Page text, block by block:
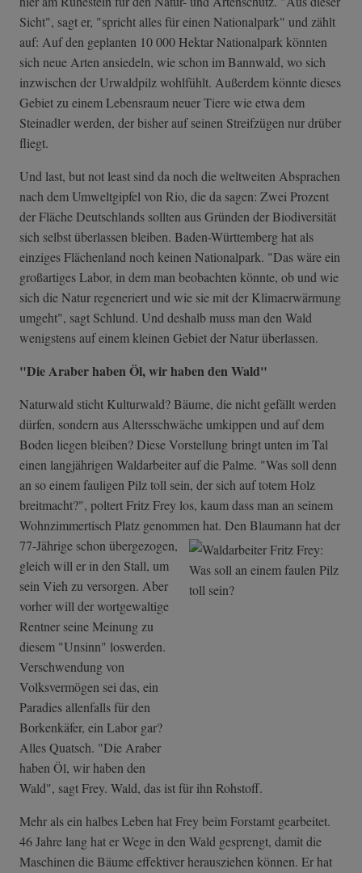
Sicht", sagt er, "spricht alles für einen Nationalpark" und zählt
auf: Auf den geplanten 10 000 Hektar Nationalpark könnten
sich neue Arten ansiedeln, wie schon im Bannwald, wo sich
inzwischen der Urwaldpilz wohlfühlt. Außerdem könnte dieses
Gebiet zu einem Lebensraum neuer Tiere wie etwa dem
Steinadler werden, der bisher auf seinen Streifzügen nur drüber
fliegt.
Und last, but not least sind da noch die weltweiten Absprachen
nach dem Umweltgipfel von Rio, die da sagen: Zwei Prozent
der Fläche Deutschlands sollten aus Gründen der Biodiversität
sich selbst überlassen bleiben. Baden-Württemberg hat als
einziges Flächenland noch keinen Nationalpark. "Das wäre ein
großartiges Labor, in dem man beobachten könnte, ob und wie
sich die Natur regeneriert und wie sie mit der Klimaerwärmung
umgeht", sagt Schlund. Und deshalb muss man den Wald
wenigstens auf einem kleinen Gebiet der Natur überlassen.
"Die Araber haben Öl, wir haben den Wald"
Naturwald sticht Kulturwald? Bäume, die nicht gefällt werden
dürfen, sondern aus Altersschwäche umkippen und auf dem
Boden liegen bleiben? Diese Vorstellung bringt unten im Tal
einen langjährigen Waldarbeiter auf die Palme. "Was soll denn
an so einem fauligen Pilz toll sein, der sich auf totem Holz
breitmacht?", poltert Fritz Frey los, kaum dass man an seinem
Wohnzimmertisch Platz genommen hat. Den Blaumann hat der
77-Jährige schon übergezogen,
gleich will er in den Stall, um
sein Vieh zu versorgen. Aber
vorher will der wortgewaltige
Rentner seine Meinung zu
diesem "Unsinn" loswerden.
Verschwendung von
Volksvermögen sei das, ein
Paradies allenfalls für den
Borkenkäfer, ein Labor gar?
Alles Quatsch. "Die Araber
haben Öl, wir haben den
Wald", sagt Frey. Wald, das ist für ihn Rohstoff.
Mehr als ein halbes Leben hat Frey beim Forstamt gearbeitet.
46 Jahre lang hat er Wege in den Wald gesprengt, damit die
Maschinen die Bäume effektiver herausziehen können. Er hat